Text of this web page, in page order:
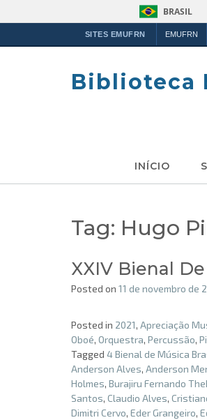
BRASIL
SITES EMUFRN EMUFRN
Biblioteca
INÍCIO
Tag: Hugo
XXIV Bienal
Posted on 11 de novembro de
Posted in 2021, Apreciação
Oboé, Orquestra, Percussão,
Tagged 4 Bienal de Música
Anderson Alves, Anderson
Holmes, Burajiru Fernando
Santos, Claudio Alves,
Dimitri Cervo, Eder Grangeiro,